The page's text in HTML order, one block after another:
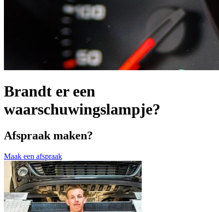
Brandt er een
waarschuwingslampje?
Afspraak maken?
Maak een afspraak